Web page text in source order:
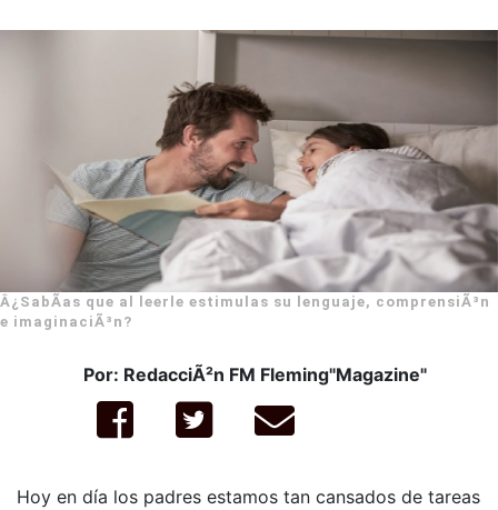
Â¿SabÃ­as que al leerle estimulas su lenguaje, comprensiÃ³n
e imaginaciÃ³n?
Por: RedacciÃ²n FM Fleming"Magazine"
Hoy en día los padres estamos tan cansados de tareas